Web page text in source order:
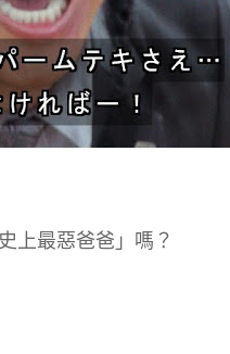
上最惡爸爸」嗎？